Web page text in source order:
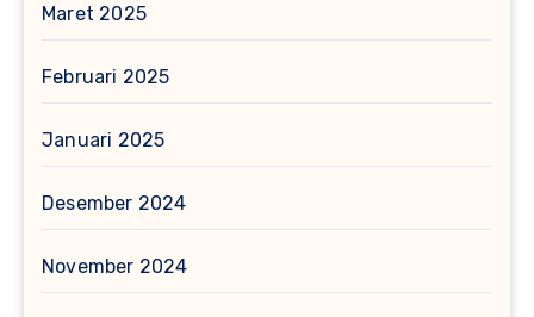
Maret 2025
Februari 2025
Januari 2025
Desember 2024
November 2024